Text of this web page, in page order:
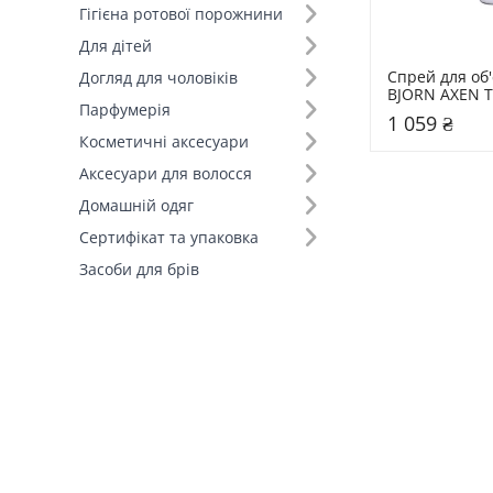
Гігієна ротової порожнини
Для дітей
Догляд для чоловіків
Парфумерія
Косметичні аксесуари
Аксесуари для волосся
Домашній одяг
Сертифікат та упаковка
Засоби для брів
Спрей для
BJORN AXEN
1 059 ₴